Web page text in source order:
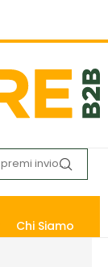
Chi Siamo